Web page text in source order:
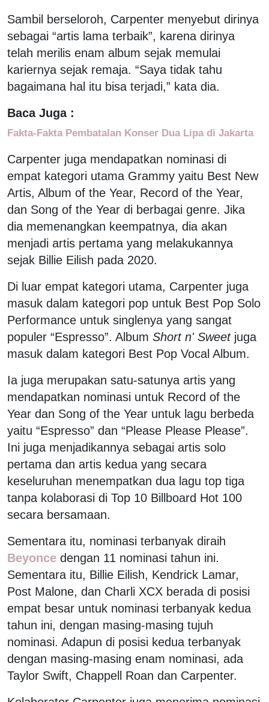
Sambil berseloroh, Carpenter menyebut dirinya
sebagai “artis lama terbaik”, karena dirinya
telah merilis enam album sejak memulai
kariernya sejak remaja. “Saya tidak tahu
bagaimana hal itu bisa terjadi,” kata dia.
Baca Juga :
Fakta-Fakta Pembatalan Konser Dua Lipa di Jakarta
Carpenter juga mendapatkan nominasi di
empat kategori utama Grammy yaitu Best New
Artis, Album of the Year, Record of the Year,
dan Song of the Year di berbagai genre. Jika
dia memenangkan keempatnya, dia akan
menjadi artis pertama yang melakukannya
sejak Billie Eilish pada 2020.
Di luar empat kategori utama, Carpenter juga
masuk dalam kategori pop untuk Best Pop Solo
Performance untuk singlenya yang sangat
populer “Espresso”. Album Short n' Sweetjuga
masuk dalam kategori Best Pop Vocal Album.
Ia juga merupakan satu-satunya artis yang
mendapatkan nominasi untuk Record of the
Year dan Song of the Year untuk lagu berbeda
yaitu “Espresso” dan “Please Please Please”.
Ini juga menjadikannya sebagai artis solo
pertama dan artis kedua yang secara
keseluruhan menempatkan dua lagu top tiga
tanpa kolaborasi di Top 10 Billboard Hot 100
secara bersamaan.
Sementara itu, nominasi terbanyak diraih
Beyonce dengan 11 nominasi tahun ini.
Sementara itu, Billie Eilish, Kendrick Lamar,
Post Malone, dan Charli XCX berada di posisi
empat besar untuk nominasi terbanyak kedua
tahun ini, dengan masing-masing tujuh
nominasi. Adapun di posisi kedua terbanyak
dengan masing-masing enam nominasi, ada
Taylor Swift, Chappell Roan dan Carpenter.